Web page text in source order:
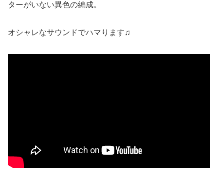
ターがいない異色の編成。
オシャレなサウンドでハマります♫